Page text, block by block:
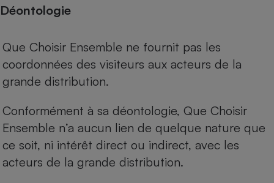
Déontologie
Que Choisir Ensemble ne fournit pas les
coordonnées des visiteurs aux acteurs de la
grande distribution.
Conformément à sa déontologie, Que Choisir
Ensemble n’a aucun lien de quelque nature que
ce soit, ni intérêt direct ou indirect, avec les
acteurs de la grande distribution.